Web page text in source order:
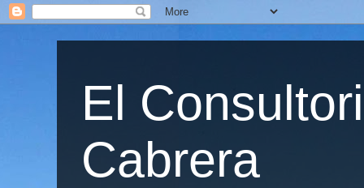
El
Cabrera